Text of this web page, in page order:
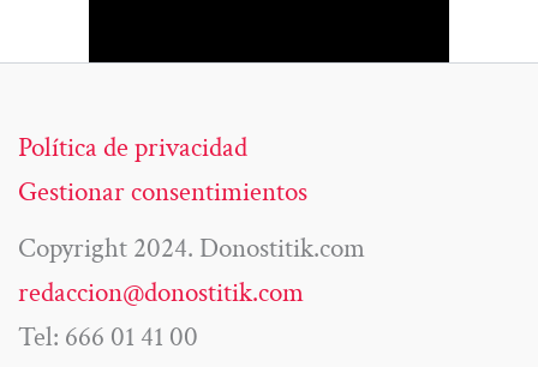
Política de privacidad
Gestionar consentimientos
Copyright 2024. Donostitik.com
redaccion@donostitik.com
Tel: 666 01 41 00